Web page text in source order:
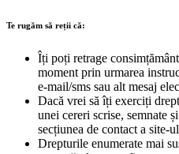
Te rugăm să reții că:
Îți poți retrage
moment prin urmarea
e-mail/sms sau alt mesaj
Dacă vrei să îți exerciți
unei cereri scrise, semnate
secțiunea de contact a site-
Drepturile enumerate mai